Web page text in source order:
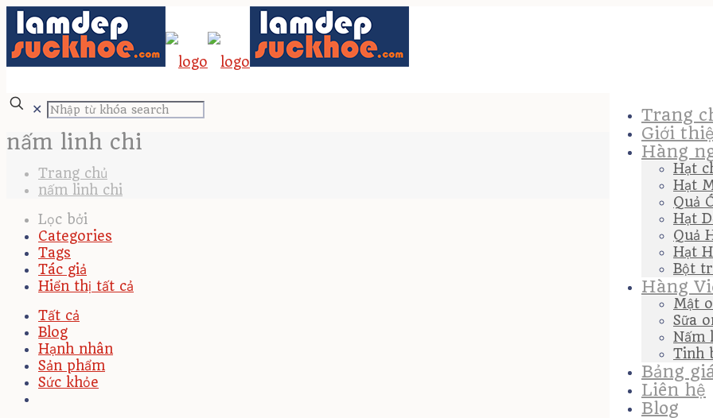
Trang
Giới
Hàng
Hạt
Hạt
Quả
Hạt
Quả
Hạt
Bột
Hàng
Mật
Sữa
Nấm
Tinh
Bảng
Liên hệ
Blog
✕
nấm linh chi
Trang chủ
nấm linh chi
Lọc bởi
Categories
Tags
Tác giả
Hiển thị tất cả
Tất cả
Blog
Hạnh nhân
Sản phẩm
Sức khỏe